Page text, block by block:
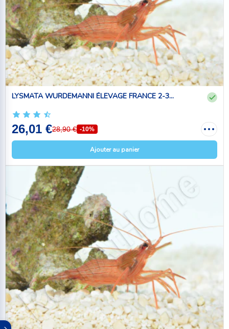
LYSMATA WURDEMANNI ÉLEVAGE FRANCE 2-3...
26,01 €28,90 € -10%
Ajouter au panier